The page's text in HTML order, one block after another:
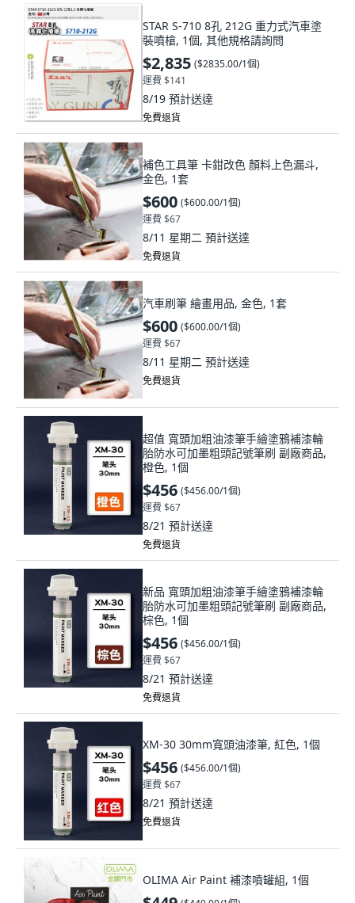
STAR S-710 8孔 212G 重力式汽車塗
裝噴槍, 1個, 其他規格請詢問
$2,835 ($2835.00/1個)
運費 $141
8/19 預計送達
免費退貨
補色工具筆 卡鉗改色 顏料上色漏斗,
金色, 1套
$600 ($600.00/1個)
運費 $67
8/11 星期二 預計送達
免費退貨
汽車刷筆 繪畫用品, 金色, 1套
$600 ($600.00/1個)
運費 $67
8/11 星期二 預計送達
免費退貨
超值 寬頭加粗油漆筆手繪塗鴉補漆輪
胎防水可加墨粗頭記號筆刷 副廠商品,
橙色, 1個
$456 ($456.00/1個)
運費 $67
8/21 預計送達
免費退貨
新品 寬頭加粗油漆筆手繪塗鴉補漆輪
胎防水可加墨粗頭記號筆刷 副廠商品,
棕色, 1個
$456 ($456.00/1個)
運費 $67
8/21 預計送達
免費退貨
XM-30 30mm寬頭油漆筆, 紅色, 1個
$456 ($456.00/1個)
運費 $67
8/21 預計送達
免費退貨
OLIMA Air Paint 補漆噴罐組, 1個